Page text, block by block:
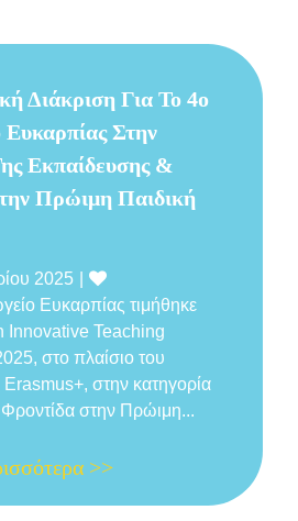
Διάκριση Για Το 4ο
Ευκαρπίας Στην
Εκπαίδευσης &
Πρώιμη Παιδική
2025
Likes
Ευκαρπίας τιμήθηκε
Innovative Teaching
στο πλαίσιο του
στην κατηγορία
στην Πρώιμη...
>>